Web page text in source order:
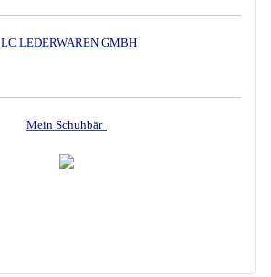
LC LEDERWAREN GMBH
Mein Schuhbär